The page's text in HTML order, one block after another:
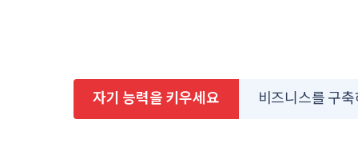
자기 능력을 키우세요 비즈니스를 구